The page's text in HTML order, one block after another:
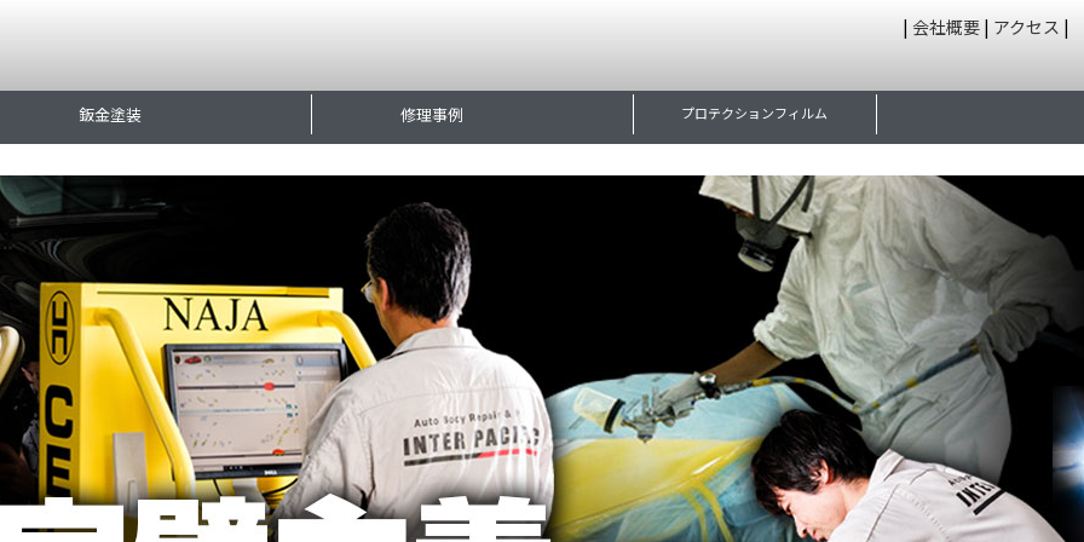
| 会社概要 | アクセス |
鈑金塗装 修理事例 プロテクションフィルム